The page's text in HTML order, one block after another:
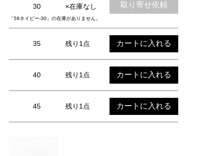
30 ×在庫なし 取り寄せ依頼
「59ネイビー-30」の在庫がありません。
35 残り1点 カートに入れる
40 残り1点 カートに入れる
45 残り1点 カートに入れる